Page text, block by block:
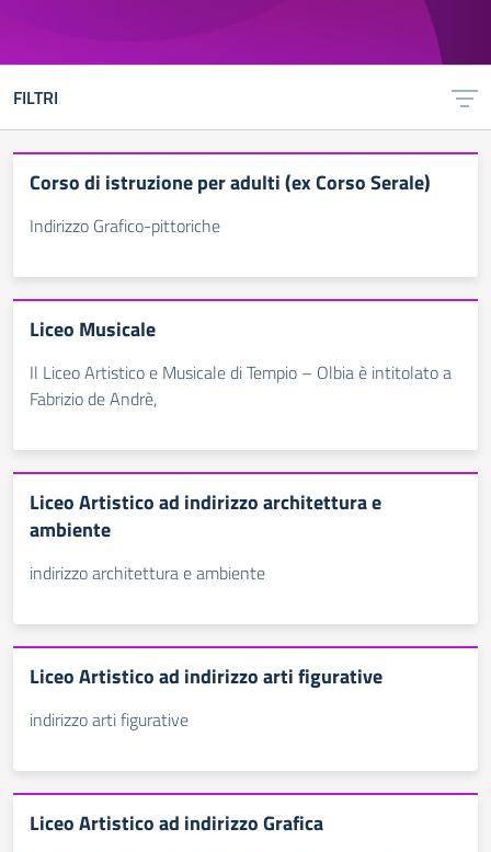
FILTRI
Corso di istruzione per adulti (ex Corso Serale)
Indirizzo Grafico-pittoriche
Liceo Musicale
Il Liceo Artistico e Musicale di Tempio – Olbia è intitolato a
Fabrizio de Andrè,
Liceo Artistico ad indirizzo architettura e
ambiente
indirizzo architettura e ambiente
Liceo Artistico ad indirizzo arti figurative
indirizzo arti figurative
Liceo Artistico ad indirizzo Grafica